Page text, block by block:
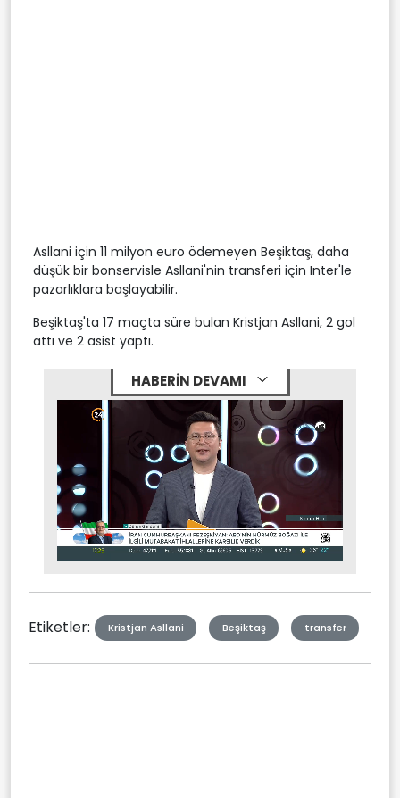
Asllani için 11 milyon euro ödemeyen Beşiktaş, daha
düşük bir bonservisle Asllani'nin transferi için Inter'le
pazarlıklara başlayabilir.
Beşiktaş'ta 17 maçta süre bulan Kristjan Asllani, 2 gol
attı ve 2 asist yaptı.
HABERİN DEVAMI
Mute Stream
Etiketler: Kristjan Asllani Beşiktaş transfer